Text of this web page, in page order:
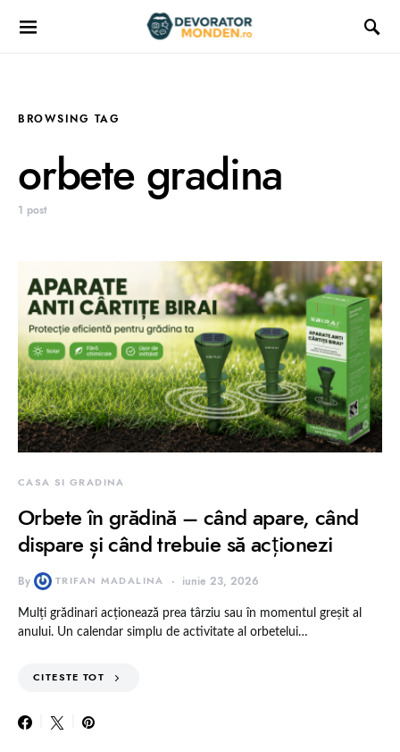
BROWSING TAG
orbete gradina
1 post
CASA SI GRADINA
Orbete în grădină – când apare, când
dispare și când trebuie să acționezi
By TRIFAN MADALINA iunie 23, 2026
Mulți grădinari acționează prea târziu sau în momentul greșit al
anului. Un calendar simplu de activitate al orbetelui…
CITESTE TOT